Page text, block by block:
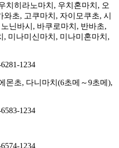
치히라노마치, 우치혼마치, 오
초, 고쿠마치, 자이모쿠초, 시
닌바시, 바쿠로마치, 반바초,
미나미신마치, 미나미혼마치,
1234
몬초, 다니마치(6초메～9초메),
1234
1234